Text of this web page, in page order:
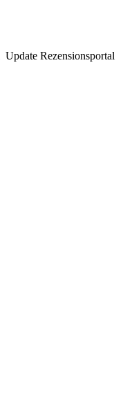
Update Rezensionsportal